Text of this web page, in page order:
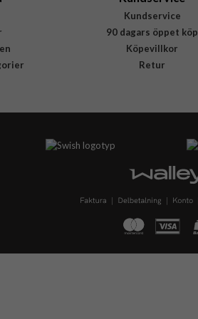
Kundservice
90 dagars öppet köp
Köpevillkor
Retur